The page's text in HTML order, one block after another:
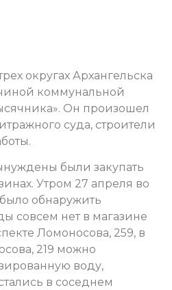
округах Архангельска
коммунальной
Он произошел
суда, строители
были закупать
Утром 27 апреля во
обнаружить
совсем нет в магазине
Ломоносова, 259, в
219 можно
воду,
в соседнем